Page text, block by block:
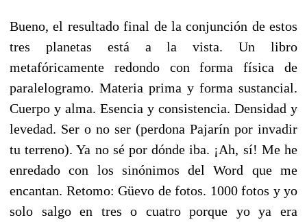
Bueno, el resultado final de la conjunción de estos
tres planetas está a la vista. Un libro
metafóricamente redondo con forma física de
paralelogramo. Materia prima y forma sustancial.
Cuerpo y alma. Esencia y consistencia. Densidad y
levedad. Ser o no ser (perdona Pajarín por invadir
tu terreno). Ya no sé por dónde iba. ¡Ah, sí! Me he
enredado con los sinónimos del Word que me
encantan. Retomo: Güevo de fotos. 1000 fotos y yo
solo salgo en tres o cuatro porque yo ya era